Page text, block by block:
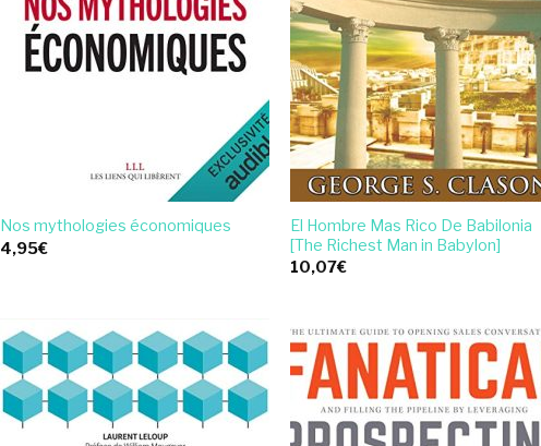
Nos mythologies économiques
4,95€
El Hombre Mas Rico De Babilonia
[The Richest Man in Babylon]
10,07€